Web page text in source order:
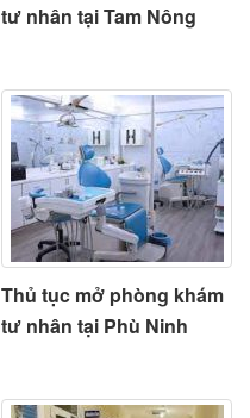
tư nhân tại Tam Nông
Thủ tục mở phòng khám
tư nhân tại Phù Ninh